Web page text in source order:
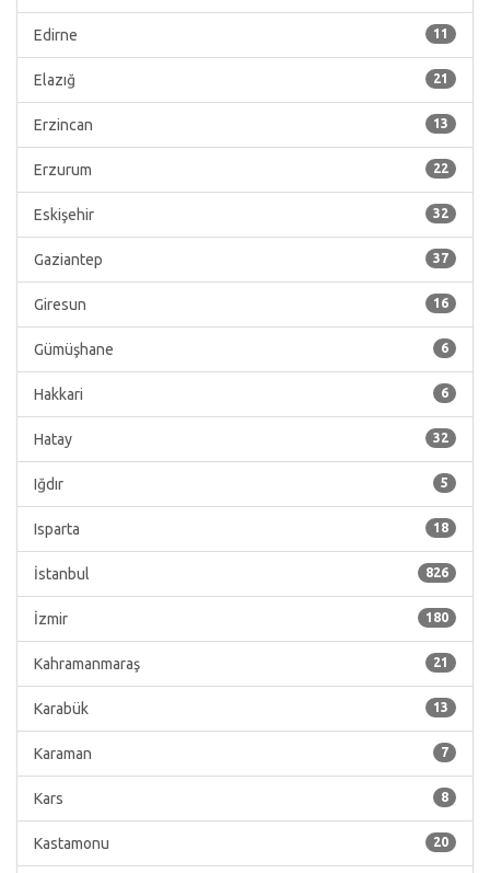
11
Edirne
21
Elazığ
13
Erzincan
22
Erzurum
32
Eskişehir
37
Gaziantep
16
Giresun
6
Gümüşhane
6
Hakkari
32
Hatay
5
Iğdır
18
Isparta
826
İstanbul
180
İzmir
21
Kahramanmaraş
13
Karabük
7
Karaman
8
Kars
20
Kastamonu